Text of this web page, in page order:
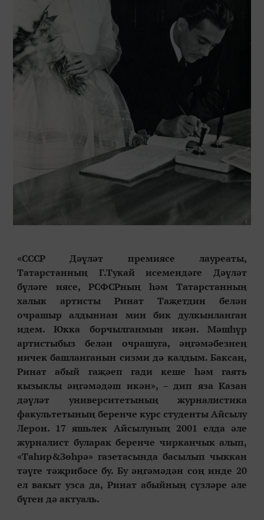
«СССР Дәүләт премиясе лауреаты,
Татарстанның Г.Тукай исемендәге Дәүләт
бүләге иясе, РСФСРның һәм Татарстанның
халык артисты Ринат Таҗетдин белән
очрашыр алдыннан мин бик дулкынланган
идем. Юкка борчылганмын икән. Мәшһүр
артистыбыз белән очрашуга, әңгәмәбезнең
ничек башланганын сизми дә калдым. Баксаң,
Ринат абый гаҗәеп гади кеше һәм гаять
кызыклы әңгәмәдәш икән», – дип язаКазан
дәүләт университетының журналистика
факультетының беренче курс студенты Айсылу
Лерон. 17 яшьлек Айсылуның 2001 елда әле
журналист буларак беренче чирканчык алып,
«Таһир&Зөһрә» газетасында басылып чыккан
тәүге тәҗрибәсе бу. Бу әңгәмәдән соң инде 20
ел вакыт узса да, Ринат абыйның сүзләре әле
бүген дә актуаль.